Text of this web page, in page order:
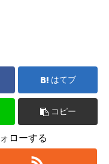
はてブ
コピー
ローする